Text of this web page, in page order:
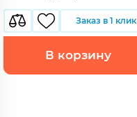
Заказ в 1 клик
В корзину